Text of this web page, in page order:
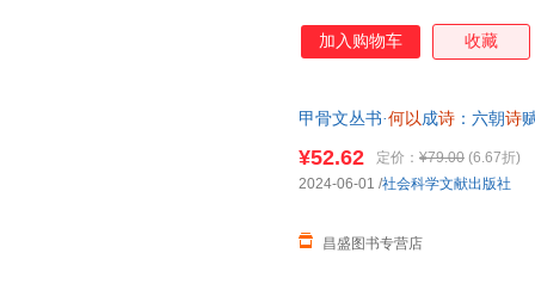
加入购物车 收藏
甲骨文丛书·何以成诗 ：六朝诗
¥52.62 定价： ¥79.00 (6.67折)
昌盛图书专营店
2024-06-01 /社会科学文献出版社